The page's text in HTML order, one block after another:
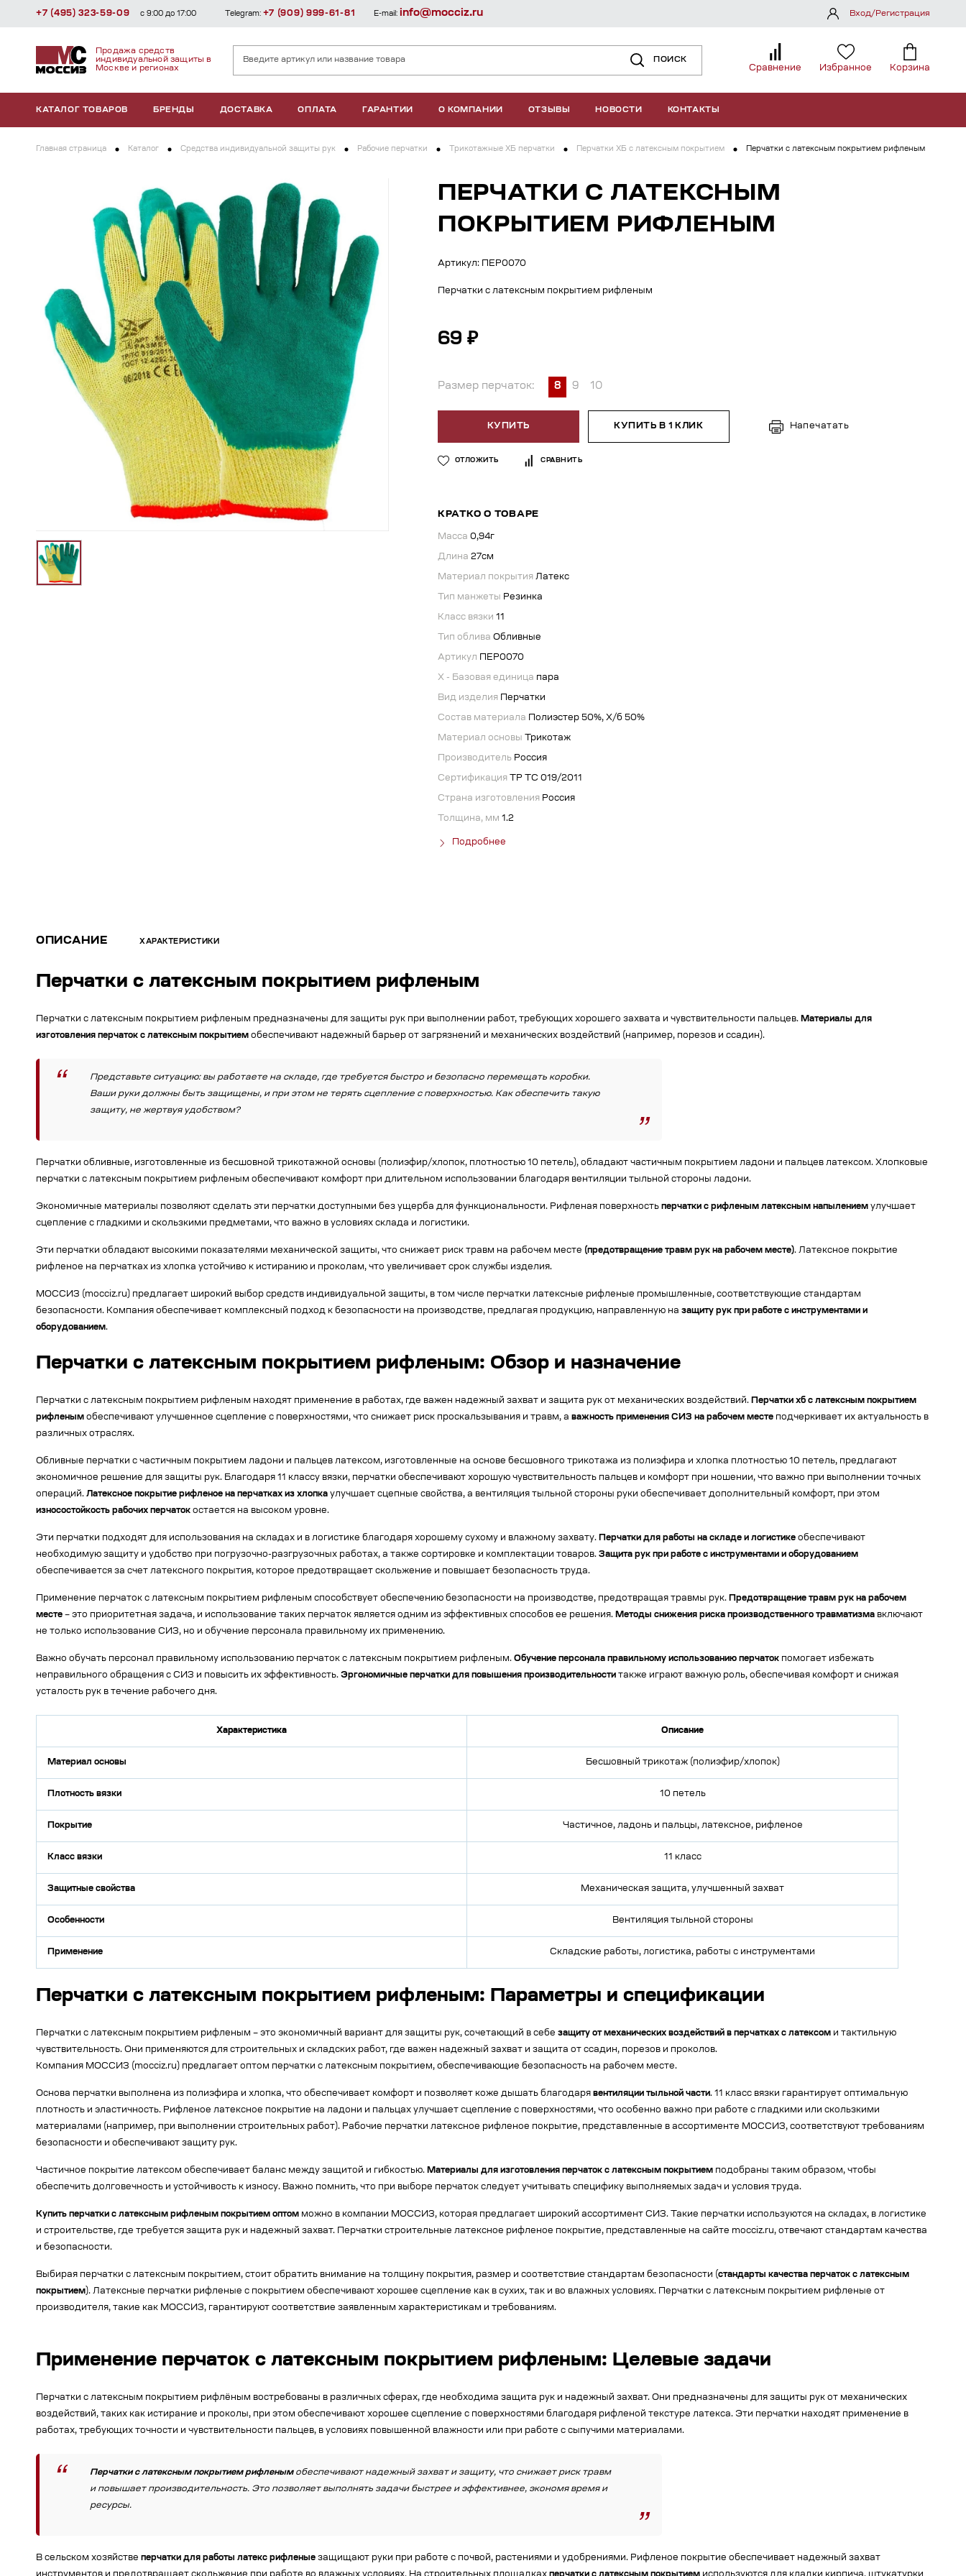
Продажа средств
индивидуальной защиты в
Москве и регионах
ПОИСК
Сравнение Избранное Корзина
КАТАЛОГ ТОВАРОВ БРЕНДЫ ДОСТАВКА ОПЛАТА ГАРАНТИИ О КОМПАНИИ ОТЗЫВЫ НОВОСТИ КОНТАКТЫ
+7 (495) 323-59-09 с 9:00 до 17:00 Telegram: +7 (909) 999-61-81 E-mail: info@mocciz.ru Вход/Регистрация
Главная страница Каталог Средства индивидуальной защиты рук Рабочие перчатки Трикотажные ХБ перчатки Перчатки ХБ с латексным покрытием Перчатки с латексным покрытием рифленым
ПЕРЧАТКИ С ЛАТЕКСНЫМ
ПОКРЫТИЕМ РИФЛЕНЫМ
Артикул: ПЕР0070
Перчатки с латексным покрытием рифленым
69 ₽
Размер перчаток: 8 9 10
КУПИТЬ КУПИТЬ В 1 КЛИК Напечатать
ОТЛОЖИТЬ СРАВНИТЬ
КРАТКО О ТОВАРЕ
Масса 0,94г
Длина 27см
Материал покрытия Латекс
Тип манжеты Резинка
Класс вязки 11
Тип облива Обливные
Артикул ПЕР0070
X - Базовая единица пара
Вид изделия Перчатки
Состав материала Полиэстер 50%, Х/б 50%
Материал основы Трикотаж
Производитель Россия
Сертификация ТР ТС 019/2011
Страна изготовления Россия
Толщина, мм 1.2
Подробнее
ОПИСАНИЕ ХАРАКТЕРИСТИКИ
Перчатки с латексным покрытием рифленым
Перчатки с латексным покрытием рифленым предназначены для защиты рук при выполнении работ, требующих хорошего захвата и чувствительности пальцев. Материалы для
изготовления перчаток с латексным покрытием обеспечивают надежный барьер от загрязнений и механических воздействий (например, порезов и ссадин).
Представьте ситуацию: вы работаете на складе, где требуется быстро и безопасно перемещать коробки.
Ваши руки должны быть защищены, и при этом не терять сцепление с поверхностью. Как обеспечить такую
защиту, не жертвуя удобством?
Перчатки обливные, изготовленные из бесшовной трикотажной основы (полиэфир/хлопок, плотностью 10 петель), обладают частичным покрытием ладони и пальцев латексом. Хлопковые
перчатки с латексным покрытием рифленым обеспечивают комфорт при длительном использовании благодаря вентиляции тыльной стороны ладони.
Экономичные материалы позволяют сделать эти перчатки доступными без ущерба для функциональности. Рифленая поверхность перчатки с рифленым латексным напылением улучшает
сцепление с гладкими и скользкими предметами, что важно в условиях склада и логистики.
Эти перчатки обладают высокими показателями механической защиты, что снижает риск травм на рабочем месте (предотвращение травм рук на рабочем месте). Латексное покрытие
рифленое на перчатках из хлопка устойчиво к истиранию и проколам, что увеличивает срок службы изделия.
МОССИЗ (mocciz.ru) предлагает широкий выбор средств индивидуальной защиты, в том числе перчатки латексные рифленые промышленные, соответствующие стандартам
безопасности. Компания обеспечивает комплексный подход к безопасности на производстве, предлагая продукцию, направленную на защиту рук при работе с инструментами и
оборудованием.
Перчатки с латексным покрытием рифленым: Обзор и назначение
Перчатки с латексным покрытием рифленым находят применение в работах, где важен надежный захват и защита рук от механических воздействий. Перчатки хб с латексным покрытием
рифленым обеспечивают улучшенное сцепление с поверхностями, что снижает риск проскальзывания и травм, а важность применения СИЗ на рабочем месте подчеркивает их актуальность в
различных отраслях.
Обливные перчатки с частичным покрытием ладони и пальцев латексом, изготовленные на основе бесшовного трикотажа из полиэфира и хлопка плотностью 10 петель, предлагают
экономичное решение для защиты рук. Благодаря 11 классу вязки, перчатки обеспечивают хорошую чувствительность пальцев и комфорт при ношении, что важно при выполнении точных
операций. Латексное покрытие рифленое на перчатках из хлопка улучшает сцепные свойства, а вентиляция тыльной стороны руки обеспечивает дополнительный комфорт, при этом
износостойкость рабочих перчаток остается на высоком уровне.
Эти перчатки подходят для использования на складах и в логистике благодаря хорошему сухому и влажному захвату. Перчатки для работы на складе и логистике обеспечивают
необходимую защиту и удобство при погрузочно-разгрузочных работах, а также сортировке и комплектации товаров. Защита рук при работе с инструментами и оборудованием
обеспечивается за счет латексного покрытия, которое предотвращает скольжение и повышает безопасность труда.
Применение перчаток с латексным покрытием рифленым способствует обеспечению безопасности на производстве, предотвращая травмы рук. Предотвращение травм рук на рабочем
месте – это приоритетная задача, и использование таких перчаток является одним из эффективных способов ее решения. Методы снижения риска производственного травматизма включают
не только использование СИЗ, но и обучение персонала правильному их применению.
Важно обучать персонал правильному использованию перчаток с латексным покрытием рифленым. Обучение персонала правильному использованию перчаток помогает избежать
неправильного обращения с СИЗ и повысить их эффективность. Эргономичные перчатки для повышения производительности также играют важную роль, обеспечивая комфорт и снижая
усталость рук в течение рабочего дня.
Характеристика Описание
Материал основы Бесшовный трикотаж (полиэфир/хлопок)
Плотность вязки 10 петель
Покрытие Частичное, ладонь и пальцы, латексное, рифленое
Класс вязки 11 класс
Защитные свойства Механическая защита, улучшенный захват
Особенности Вентиляция тыльной стороны
Применение Складские работы, логистика, работы с инструментами
Перчатки с латексным покрытием рифленым: Параметры и спецификации
Перчатки с латексным покрытием рифленым – это экономичный вариант для защиты рук, сочетающий в себе защиту от механических воздействий в перчатках с латексом и тактильную
чувствительность. Они применяются для строительных и складских работ, где важен надежный захват и защита от ссадин, порезов и проколов.
Компания МОССИЗ (mocciz.ru) предлагает оптом перчатки с латексным покрытием, обеспечивающие безопасность на рабочем месте.
Основа перчатки выполнена из полиэфира и хлопка, что обеспечивает комфорт и позволяет коже дышать благодаря вентиляции тыльной части. 11 класс вязки гарантирует оптимальную
плотность и эластичность. Рифленое латексное покрытие на ладони и пальцах улучшает сцепление с поверхностями, что особенно важно при работе с гладкими или скользкими
материалами (например, при выполнении строительных работ). Рабочие перчатки латексное рифленое покрытие, представленные в ассортименте МОССИЗ, соответствуют требованиям
безопасности и обеспечивают защиту рук.
Частичное покрытие латексом обеспечивает баланс между защитой и гибкостью. Материалы для изготовления перчаток с латексным покрытием подобраны таким образом, чтобы
обеспечить долговечность и устойчивость к износу. Важно помнить, что при выборе перчаток следует учитывать специфику выполняемых задач и условия труда.
Купить перчатки с латексным рифленым покрытием оптом можно в компании МОССИЗ, которая предлагает широкий ассортимент СИЗ. Такие перчатки используются на складах, в логистике
и строительстве, где требуется защита рук и надежный захват. Перчатки строительные латексное рифленое покрытие, представленные на сайте mocciz.ru, отвечают стандартам качества
и безопасности.
Выбирая перчатки с латексным покрытием, стоит обратить внимание на толщину покрытия, размер и соответствие стандартам безопасности (стандарты качества перчаток с латексным
покрытием). Латексные перчатки рифленые с покрытием обеспечивают хорошее сцепление как в сухих, так и во влажных условиях. Перчатки с латексным покрытием рифленые от
производителя, такие как МОССИЗ, гарантируют соответствие заявленным характеристикам и требованиям.
Применение перчаток с латексным покрытием рифленым: Целевые задачи
Перчатки с латексным покрытием рифлёным востребованы в различных сферах, где необходима защита рук и надежный захват. Они предназначены для защиты рук от механических
воздействий, таких как истирание и проколы, при этом обеспечивают хорошее сцепление с поверхностями благодаря рифленой текстуре латекса. Эти перчатки находят применение в
работах, требующих точности и чувствительности пальцев, в условиях повышенной влажности или при работе с сыпучими материалами.
Перчатки с латексным покрытием рифленымобеспечивают надежный захват и защиту, что снижает риск травм
и повышает производительность. Это позволяет выполнять задачи быстрее и эффективнее, экономя время и
ресурсы.
В сельском хозяйстве перчатки для работы латекс рифленые защищают руки при работе с почвой, растениями и удобрениями. Рифленое покрытие обеспечивает надежный захват